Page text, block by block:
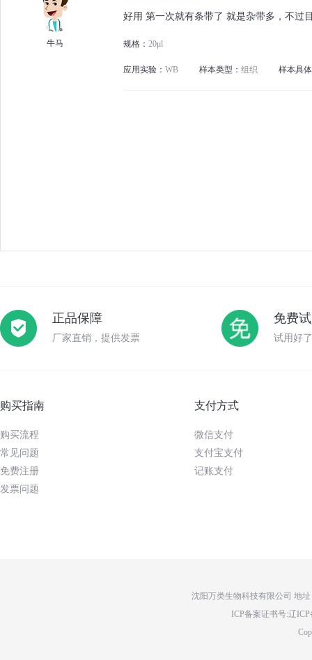
牛马
好用 第一次就有条带了 就是杂带多，不过
规格： 20μl
应用实验： WB 样本类型： 组织 样本具
正品保障
厂家直销，提供发票
免费
试用好
购买指南
购买流程
常见问题
免费注册
发票问题
支付方式
微信支付
支付宝支付
记账支付
沈阳万类生物科技有限公司 地
ICP备案证书号:辽